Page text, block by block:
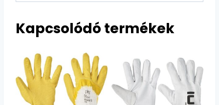
Kapcsolódó termékek